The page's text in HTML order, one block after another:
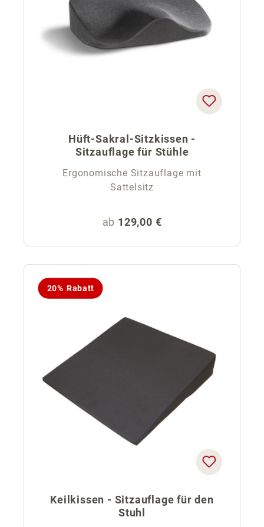
Hüft-Sakral-Sitzkissen -
Sitzauflage für Stühle
Ergonomische Sitzauflage mit
Sattelsitz
Regulärer Preis:
ab 129,00 €
20% Rabatt
Keilkissen - Sitzauflage für den
Stuhl